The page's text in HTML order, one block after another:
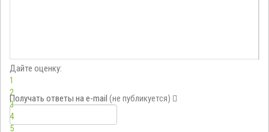
Дайте оценку:
1
2
3
4
5
Получать ответы на e-mail (не публикуется)